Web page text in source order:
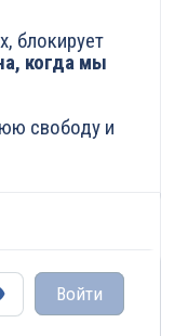
блокирует
когда мы
свободу и
Войти